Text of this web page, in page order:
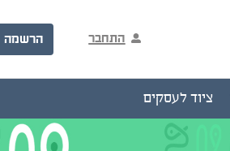
התחבר הרשמה
ציוד לעסקים